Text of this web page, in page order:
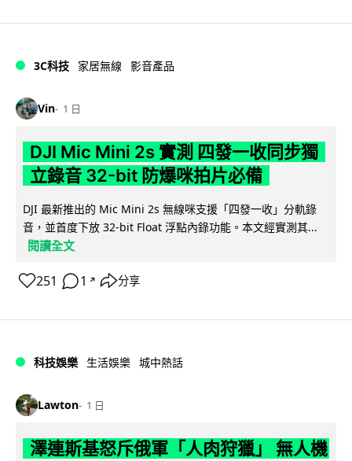
3C科技 家居無線 影音產品
Vin 1 日
DJI Mic Mini 2s 實測 四發一收同步獨
立錄音 32-bit 防爆咪拍片必備
DJI 最新推出的 Mic Mini 2s 無線咪支援「四發一收」分軌錄
音，並首度下放 32-bit Float 浮點內錄功能。本文經實測其...
閱讀全文
251 1 ↗ 分享
科技娛樂 生活娛樂 城中熱話
Lawton 1 日
澤連斯基怒斥俄軍「人肉狩獵」 無人機